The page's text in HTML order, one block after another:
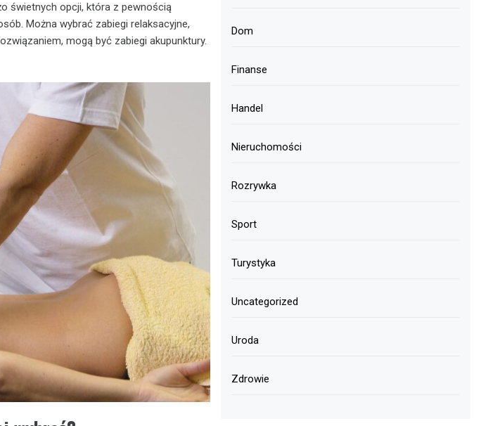
świetnych opcji, która z pewnością
Można wybrać zabiegi relaksacyjne,
mogą być zabiegi akupunktury.
Dom
Finanse
Handel
Nieruchomości
Rozrywka
Sport
Turystyka
Uncategorized
Uroda
Zdrowie